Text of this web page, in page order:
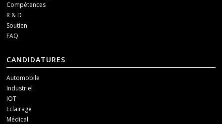
Compétences
R & D
Soutien
FAQ
CANDIDATURES
Automobile
Industriel
IOT
Eclairage
Médical